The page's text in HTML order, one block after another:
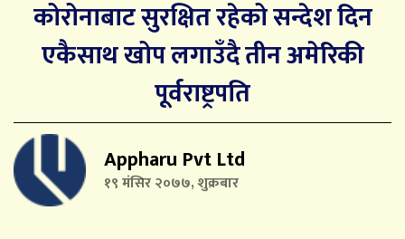
कोरोनाबाट सुरक्षित रहेको सन्देश दिन
एकैसाथ खोप लगाउँदै तीन अमेरिकी
पूर्वराष्ट्रपति
Appharu Pvt Ltd
१९ मंसिर २०७७, शुक्रबार